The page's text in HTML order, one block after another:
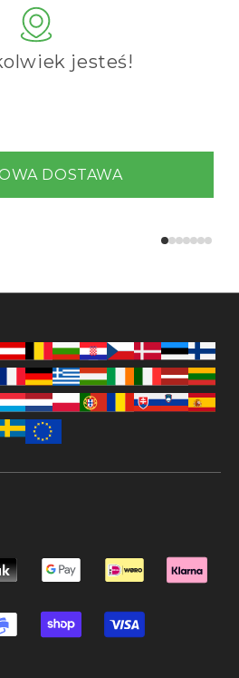
jesteś!
DOSTAWA